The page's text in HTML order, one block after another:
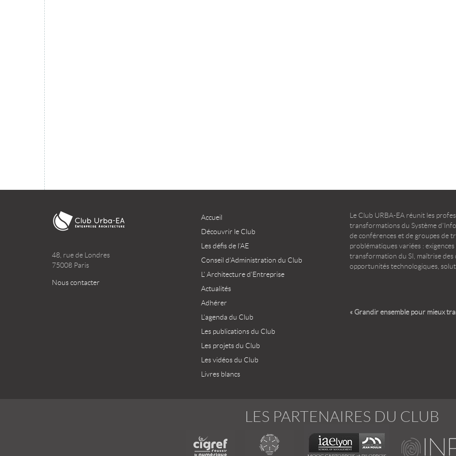
48, rue de Londres
75008 Paris
Nous contacter
Accueil
Découvrir le Club
Les défis de l’AE
Conseil d’Administration du Club
L’ Architecture d’Entreprise
Actualités
Adhérer
L’agenda du Club
Les publications du Club
Les projets du Club
Les vidéos du Club
Livres blancs
Le Club URBA-EA réunit les
transformations du Système
de conférences et de groupes de
problématiques variées :
transformation du SI, maîtrise des
opportunités technologiques,
« Grandir ensemble pour mieux
LES PARTENAIRES DU CLUB